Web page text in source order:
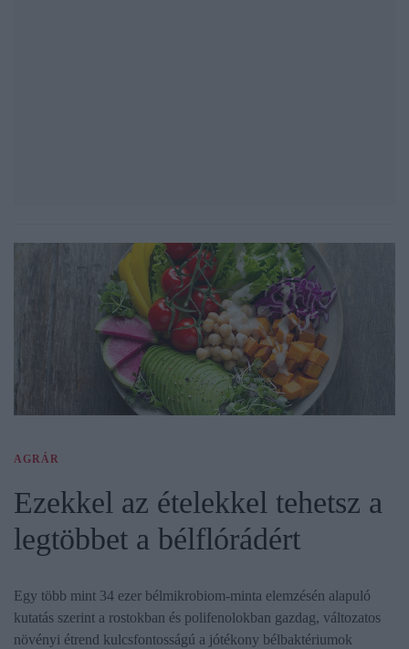
AGRÁR
Ezekkel az ételekkel tehetsz a
legtöbbet a bélflórádért
Egy több mint 34 ezer bélmikrobiom-minta elemzésén alapuló
kutatás szerint a rostokban és polifenolokban gazdag, változatos
növényi étrend kulcsfontosságú a jótékony bélbaktériumok